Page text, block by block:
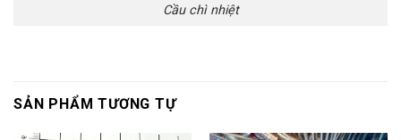
Cầu chì nhiệt
SẢN PHẨM TƯƠNG TỰ